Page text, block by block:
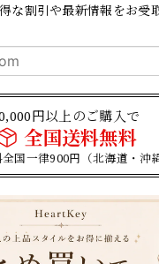
な割引や最新情報をお受
円以上のご購入で
全国送料無料
国一律900円（北海道・沖